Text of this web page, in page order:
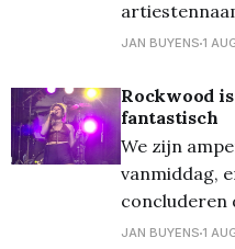
maar 22,
artiesten
Er komt
JAN BUYENS 1
Rockwood
fantastisch
We zijn
vanmiddag,
concluderen
eentje is om in te
JAN BUYENS 1